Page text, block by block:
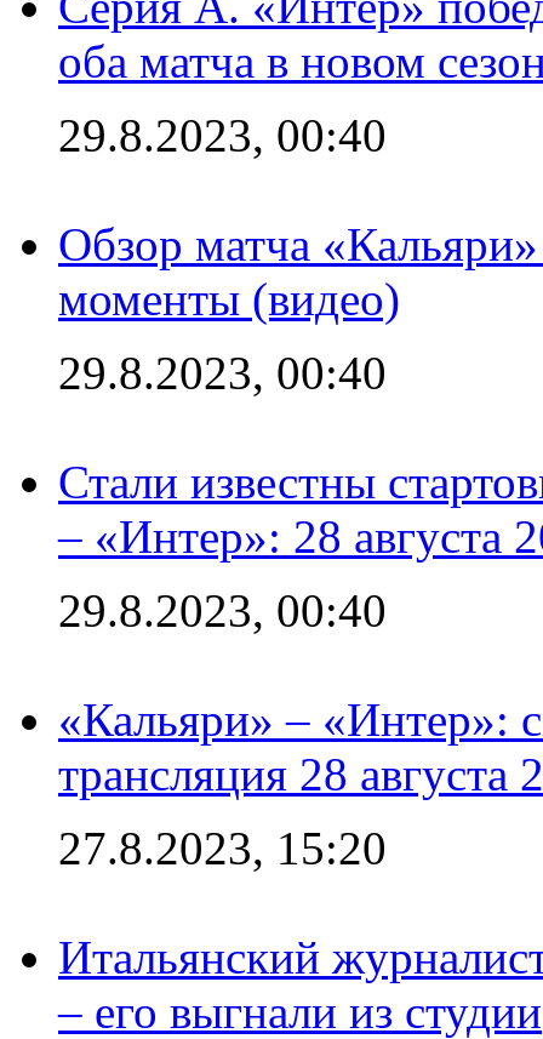
оба матча в новом
29.8.2023, 00:40
Обзор матча
моменты (видео)
29.8.2023, 00:40
Стали известны
– «Интер»: 28 августа
29.8.2023, 00:40
«Кальяри» – «Интер»:
трансляция 28 августа
27.8.2023, 15:20
Итальянский
– его выгнали из студии